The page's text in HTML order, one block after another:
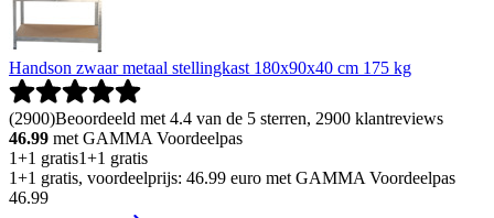
Handson zwaar metaal stellingkast 180x90x40 cm 175 kg
(2900)Beoordeeld met 4.4 van de 5 sterren, 2900 klantreviews
46.99 met GAMMA Voordeelpas
1+1 gratis1+1 gratis
1+1 gratis, voordeelprijs: 46.99 euro met GAMMA Voordeelpas
46.99